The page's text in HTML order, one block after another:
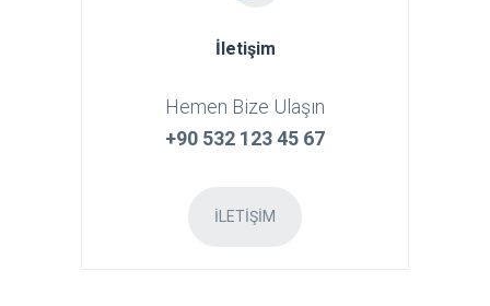
İletişim
Hemen Bize Ulaşın
+90 532 123 45 67
İLETIŞIM